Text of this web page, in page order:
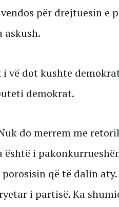
për drejtuesin e
askush.
i vë dot kushte
demokrat.
do merrem me
është i
që të dalin
i partisë. Ka